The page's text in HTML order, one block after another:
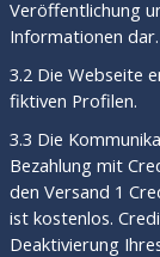
Veröffentlichung
Informationen dar.
3.2 Die Webseite
fiktiven Profilen.
3.3 Die
Bezahlung mit
den Versand 1
ist kostenlos.
Deaktivierung